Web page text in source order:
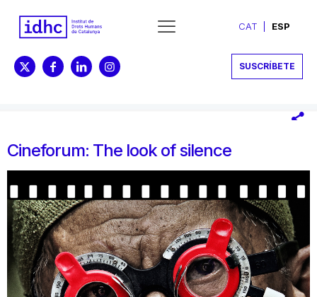
CAT ESP
SUSCRÍBETE
Cineforum: The look of silence